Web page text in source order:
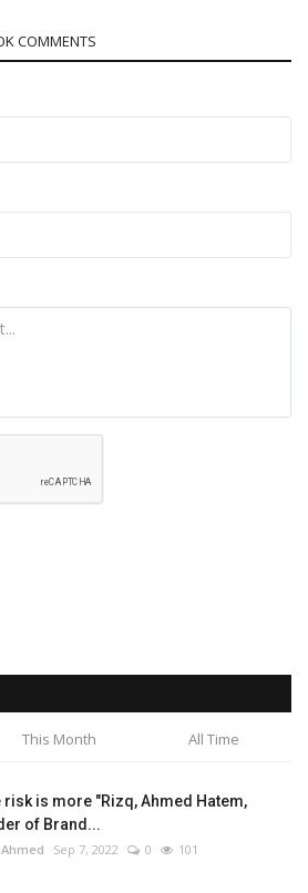
COMMENTS
This Month All Time
risk is more "Rizq, Ahmed Hatem,
of Brand...
Sep 7, 2022 0 101